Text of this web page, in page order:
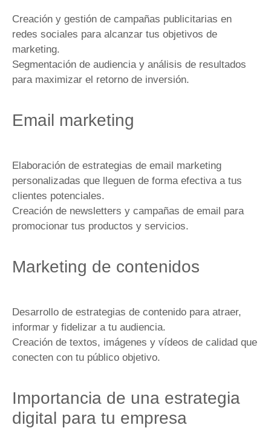
Creación y gestión de campañas publicitarias en
redes sociales para alcanzar tus objetivos de
marketing.
Segmentación de audiencia y análisis de resultados
para maximizar el retorno de inversión.
Email marketing
Elaboración de estrategias de email marketing
personalizadas que lleguen de forma efectiva a tus
clientes potenciales.
Creación de newsletters y campañas de email para
promocionar tus productos y servicios.
Marketing de contenidos
Desarrollo de estrategias de contenido para atraer,
informar y fidelizar a tu audiencia.
Creación de textos, imágenes y vídeos de calidad que
conecten con tu público objetivo.
Importancia de una estrategia
digital para tu empresa